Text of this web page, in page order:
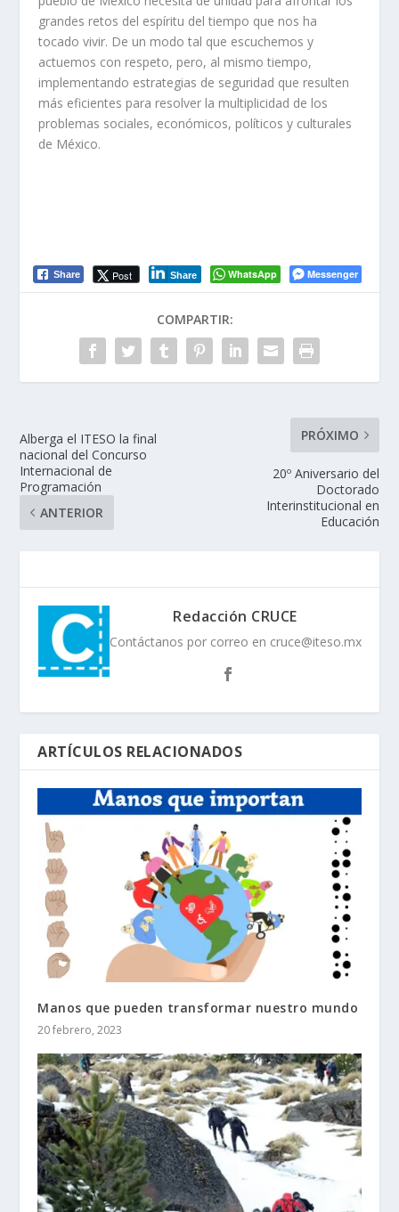
grandes retos del espíritu del tiempo que nos ha
tocado vivir. De un modo tal que escuchemos y
actuemos con respeto, pero, al mismo tiempo,
implementando estrategias de seguridad que resulten
más eficientes para resolver la multiplicidad de los
problemas sociales, económicos, políticos y culturales
de México.
Share Post Share WhatsApp Messenger
COMPARTIR:
Alberga el ITESO la final
nacional del Concurso
Internacional de
Programación
ANTERIOR
PRÓXIMO
20º Aniversario del
Doctorado
Interinstitucional en
Educación
Redacción CRUCE
Contáctanos por correo en cruce@iteso.mx
ARTÍCULOS RELACIONADOS
Manos que pueden transformar nuestro mundo
20 febrero, 2023